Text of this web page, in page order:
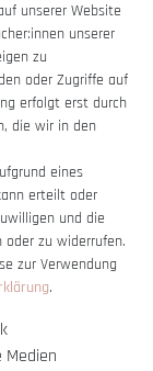
unserer Website
unserer
zu
oder Zugriffe auf
erfolgt erst durch
die wir in den
eines
erteilt oder
und die
zu widerrufen.
zur Verwendung
.
Medien